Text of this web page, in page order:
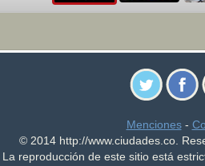
Menciones-
© 2014 http://www.ciudades.co.
La reproducción de este sitio está